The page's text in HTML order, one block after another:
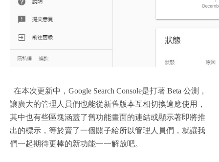
在本次更新中，Google Search Console是打著 Beta 公測，
讓廣大的管理人員們也能從新舊版本互相切換適應使用，
其中也有些區塊涵蓋了舊功能畫面的連結或顯示著即將推
出的標示，等於賣了一個關子給所以管理人員們，就讓我
們一起期待更棒的新功能一一解放吧。